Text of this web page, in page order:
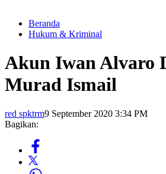
Beranda
Hukum & Kriminal
Akun Iwan Alvaro
Murad Ismail
red spktrm9 September 2020 3:34 PM
Bagikan: